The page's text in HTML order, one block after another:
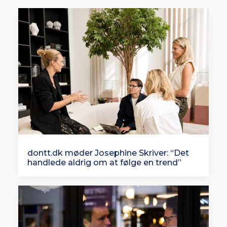
dontt.dk møder Josephine Skriver: “Det
handlede aldrig om at følge en trend”